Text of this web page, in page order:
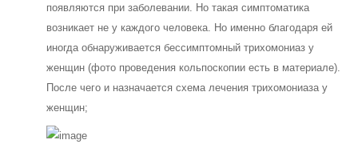
появляются при заболевании. Но такая симптоматика
возникает не у каждого человека. Но именно благодаря ей
иногда обнаруживается бессимптомный трихомониаз у
женщин (фото проведения кольпоскопии есть в материале).
После чего и назначается схема лечения трихомониаза у
женщин;